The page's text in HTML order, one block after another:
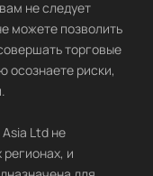
не следует
можете позволить
торговые
осознаете риски,
Ltd не
и